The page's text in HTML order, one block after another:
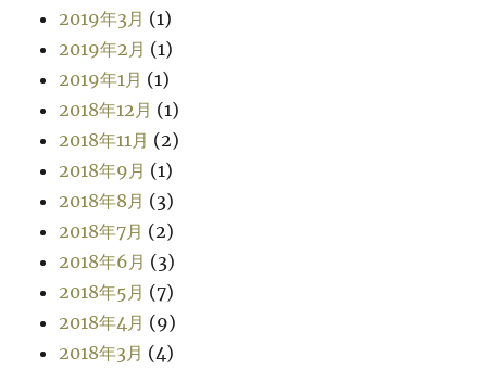
2019年3月 (1)
2019年2月 (1)
2019年1月 (1)
2018年12月 (1)
2018年11月 (2)
2018年9月 (1)
2018年8月 (3)
2018年7月 (2)
2018年6月 (3)
2018年5月 (7)
2018年4月 (9)
2018年3月 (4)